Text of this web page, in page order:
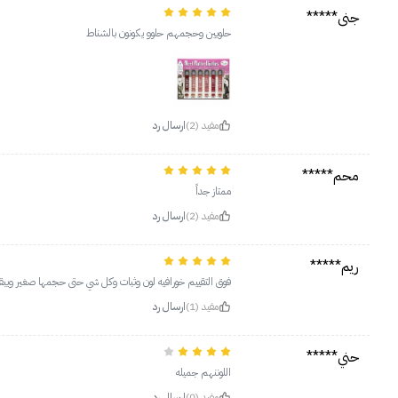
جنى*****
حلويين وحجمهم حلوو يكونون بالشناط
مفيد (2) ارسال رد
محم*****
ممتاز جداً
مفيد (2)
ارسال رد
ريم*****
فوق التقييم خورافيه لون وثبات وكل شي حتى حجمها صغير
مفيد (1)
ارسال رد
حني*****
اللوننهم جميله